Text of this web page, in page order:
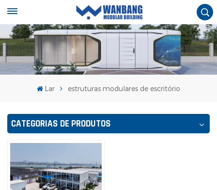
Lar estruturas modulares de escritório
CATEGORIAS DE PRODUTOS